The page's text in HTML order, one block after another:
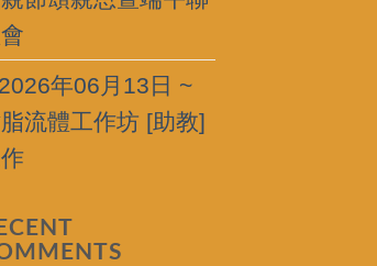
年06月13日 ~
流體工作坊 [助教]